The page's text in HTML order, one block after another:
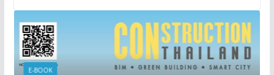
E-BOOK